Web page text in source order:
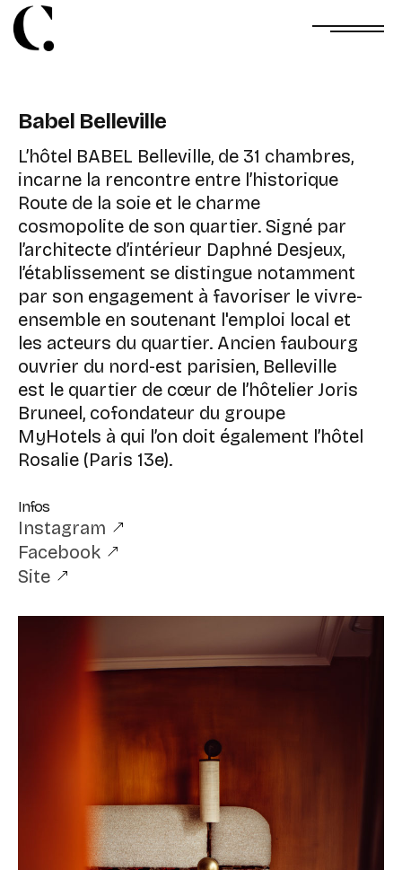
Babel Belleville
L’hôtel BABEL Belleville, de 31 chambres,
incarne la rencontre entre l’historique
Route de la soie et le charme
cosmopolite de son quartier. Signé par
l’architecte d’intérieur Daphné Desjeux,
l’établissement se distingue notamment
par son engagement à favoriser le vivre-
ensemble en soutenant l'emploi local et
les acteurs du quartier. Ancien faubourg
ouvrier du nord-est parisien, Belleville
est le quartier de cœur de l’hôtelier Joris
Bruneel, cofondateur du groupe
MyHotels à qui l’on doit également l’hôtel
Rosalie (Paris 13e).
Infos
Instagram
Facebook
Site